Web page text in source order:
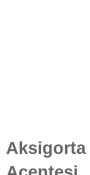
Aksigorta